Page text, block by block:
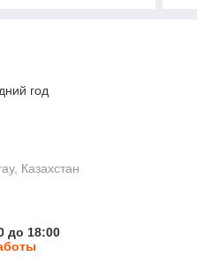
год
Казахстан
до 18:00